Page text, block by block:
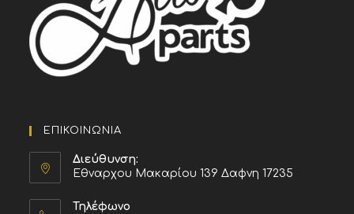
ΕΠΙΚΟΙΝΩΝΙΑ
Διεύθυνση:
Εθναρχου Μακαρίου 139 Δαφνη 17235
Τηλέφωνο